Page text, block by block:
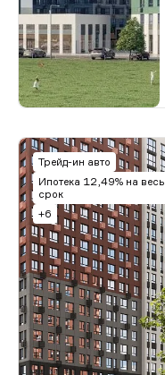
Трейд-ин авто
Ипотека 12,49% на весь
срок
+6